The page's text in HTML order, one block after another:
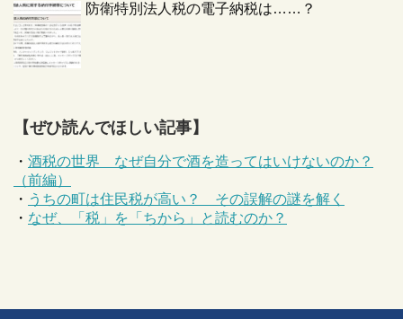
防衛特別法人税の電子納税は……？
【ぜひ読んでほしい記事】
・ 酒税の世界 なぜ自分で酒を造ってはいけないのか？
（前編）
・ うちの町は住民税が高い？ その誤解の謎を解く
・ なぜ、「税」を「ちから」と読むのか？